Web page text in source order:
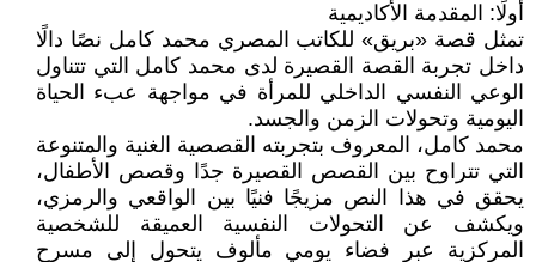
أولًا: المقدمة الأكاديمية
تمثل قصة «بريق» للكاتب المصري محمد كامل نصًا دالًا
داخل تجربة القصة القصيرة لدى محمد كامل التي تتناول
الوعي النفسي الداخلي للمرأة في مواجهة عبء الحياة
اليومية وتحولات الزمن والجسد.
محمد كامل، المعروف بتجربته القصصية الغنية والمتنوعة
التي تتراوح بين القصص القصيرة جدًا وقصص الأطفال،
يحقق في هذا النص مزيجًا فنيًا بين الواقعي والرمزي،
ويكشف عن التحولات النفسية العميقة للشخصية
المركزية عبر فضاء يومي مألوف يتحول إلى مسرح